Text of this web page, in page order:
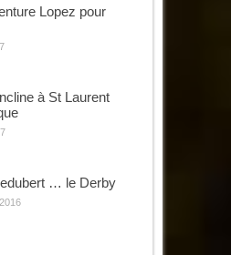
Lopez pour
à St Laurent
… le Derby